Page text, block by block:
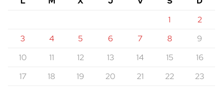
1
2
3
4 5 6 7 8
9
10
11 12 13 14 15
16
17
18 19 20 21 22
23